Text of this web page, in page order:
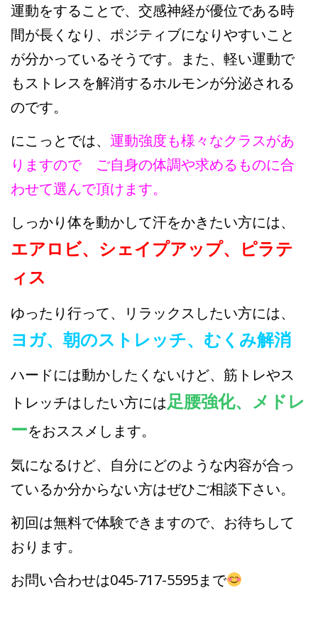
運動をすることで、交感神経が優位である時
間が長くなり、ポジティブになりやすいこと
が分かっているそうです。また、軽い運動で
もストレスを解消するホルモンが分泌される
のです。
にこっとでは、 運動強度も様々なクラスがあ
りますので ご自身の体調や求めるものに合
わせて選んで頂けます。
しっかり体を動かして汗をかきたい方には、
エアロビ、シェイプアップ、ピラテ
ィス
ゆったり行って、リラックスしたい方には、
ヨガ、朝のストレッチ、むくみ解消
ハードには動かしたくないけど、筋トレやス
トレッチはしたい方には足腰強化、メドレ
ーをおススメします。
気になるけど、自分にどのような内容が合っ
ているか分からない方はぜひご相談下さい。
初回は無料で体験できますので、お待ちして
おります。
お問い合わせは045-717-5595まで